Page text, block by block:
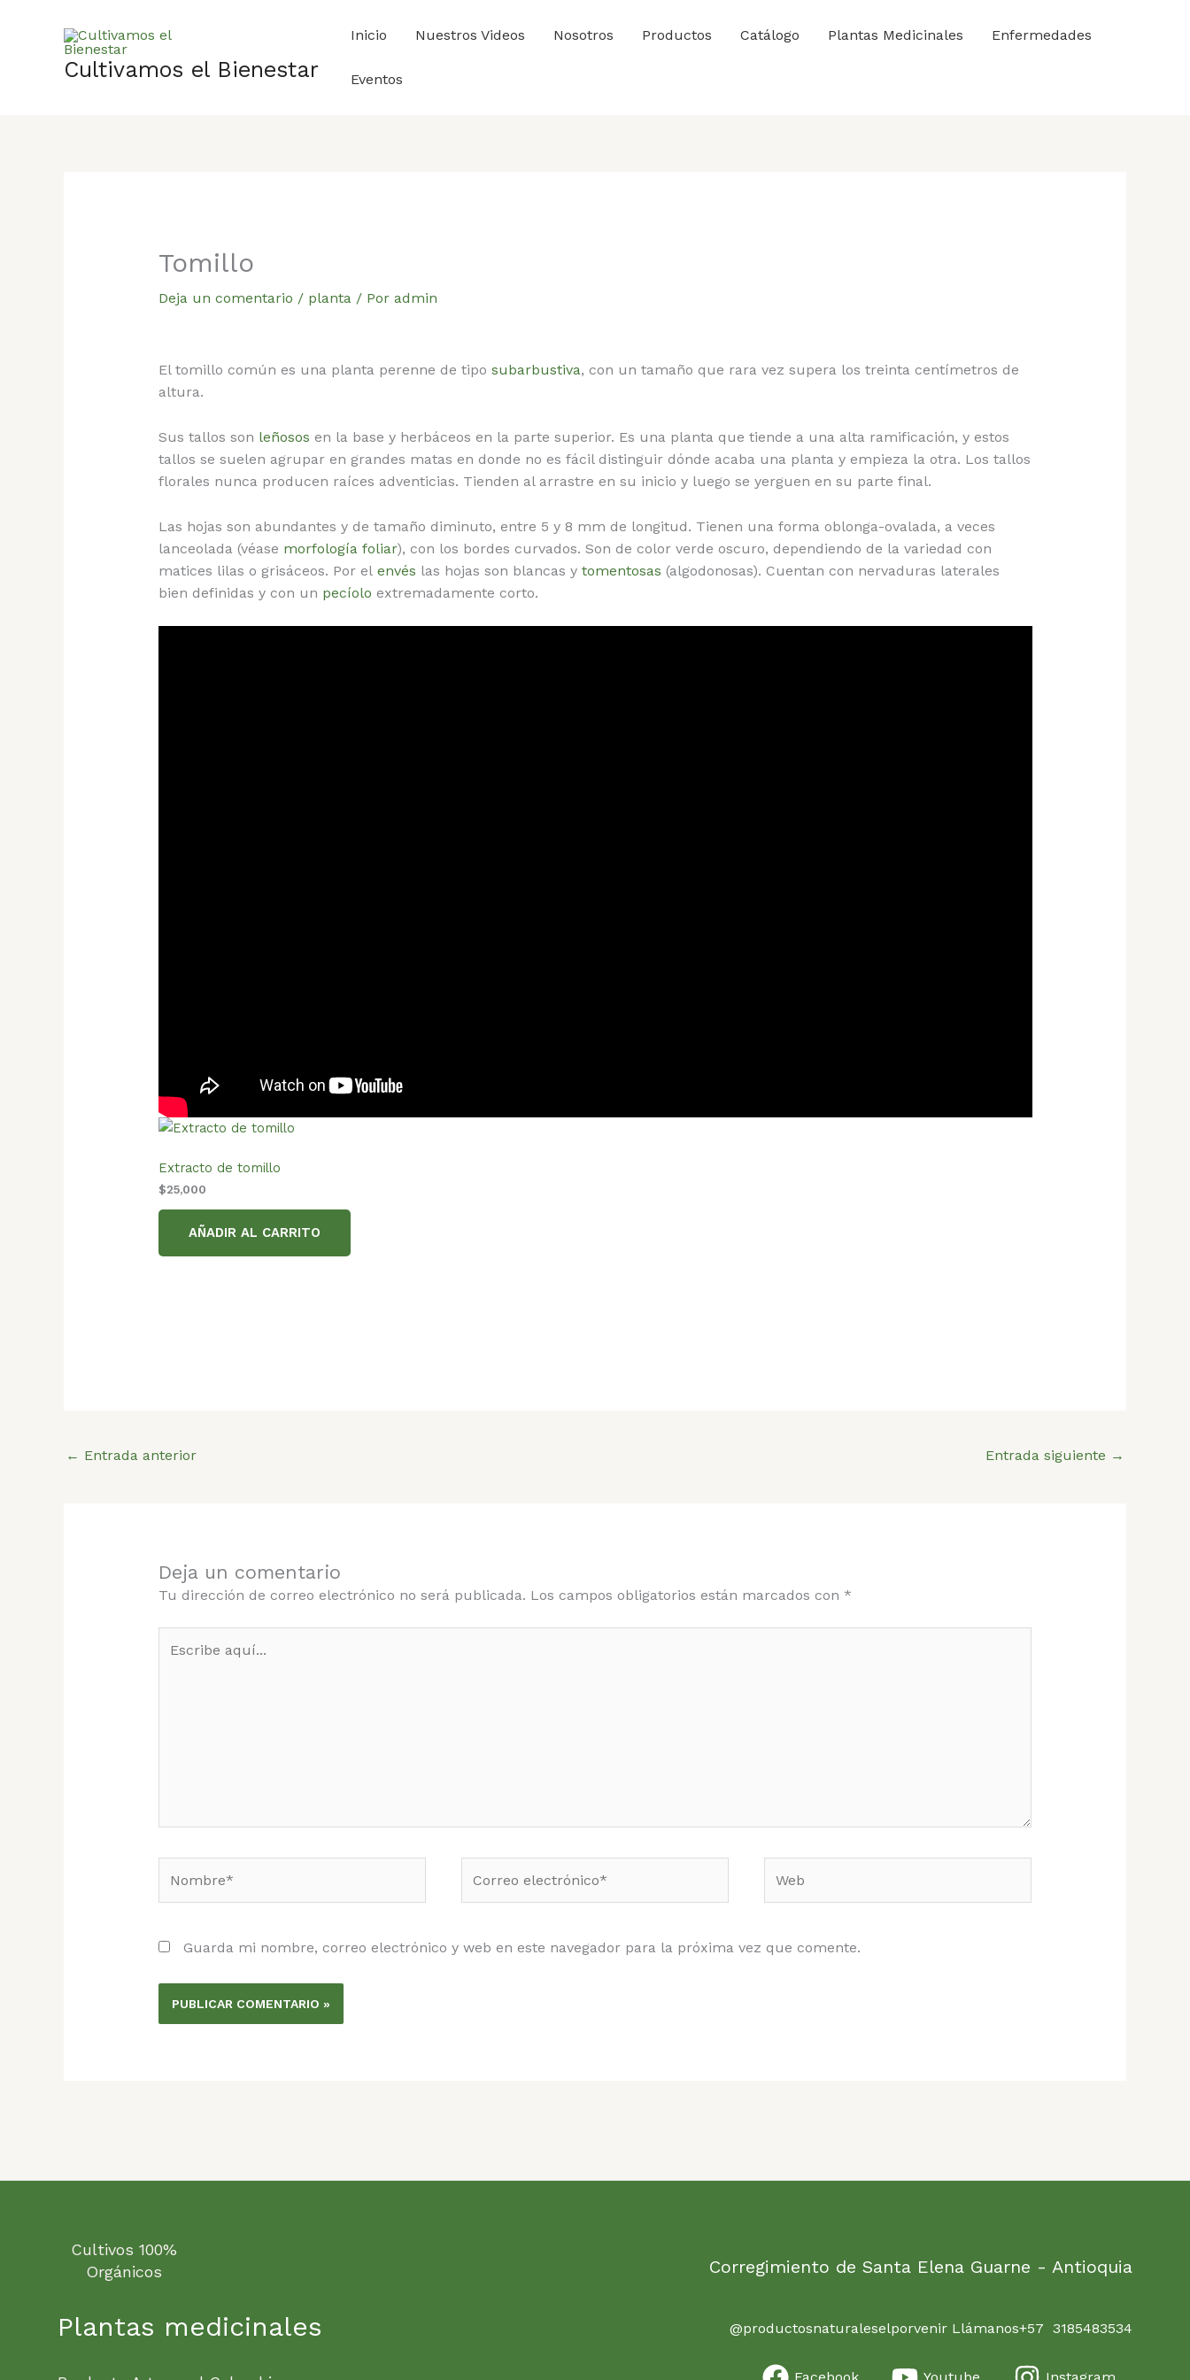
contenido
Cultivamos el Bienestar
Inicio Nuestros Videos Nosotros Productos Catálogo Plantas Medicinales Enfermedades
Eventos
Tomillo
Deja un comentario / planta/ Por admin
El tomillo común es una planta perenne de tipo subarbustiva, con un tamaño que rara vez supera los treinta centímetros de
altura.
Sus tallos son leñosos en la base y herbáceos en la parte superior. Es una planta que tiende a una alta ramificación, y estos
tallos se suelen agrupar en grandes matas en donde no es fácil distinguir dónde acaba una planta y empieza la otra. Los tallos
florales nunca producen raíces adventicias. Tienden al arrastre en su inicio y luego se yerguen en su parte final.
Las hojas son abundantes y de tamaño diminuto, entre 5 y 8 mm de longitud. Tienen una forma oblonga-ovalada, a veces
lanceolada (véase morfología foliar), con los bordes curvados. Son de color verde oscuro, dependiendo de la variedad con
matices lilas o grisáceos. Por el envés las hojas son blancas y tomentosas (algodonosas). Cuentan con nervaduras laterales
bien definidas y con un pecíolo extremadamente corto.
Extracto de tomillo
$25,000
AÑADIR AL CARRITO
← Entrada anterior Entrada siguiente →
Deja un comentario
Tu dirección de correo electrónico no será publicada. Los campos obligatorios están marcados con *
aquí...
electrónico*
Guarda mi nombre, correo electrónico y web en este navegador para la próxima vez que comente.
Cultivos 100%
Orgánicos
Plantas medicinales
Corregimiento de Santa Elena Guarne - Antioquia
@productosnaturaleselporvenir Llámanos+57 3185483534